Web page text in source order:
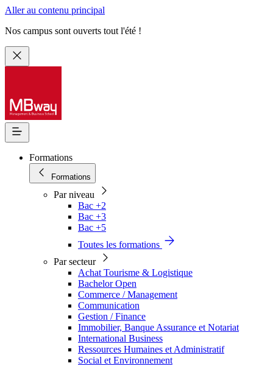
Aller au contenu principal
Nos campus sont ouverts tout l'été !
Formations
Formations
Par niveau
Bac +2
Bac +3
Bac +5
Toutes les formations
Par secteur
Achat Tourisme & Logistique
Bachelor Open
Commerce / Management
Communication
Gestion / Finance
Immobilier, Banque Assurance et Notariat
International Business
Ressources Humaines et Administratif
Social et Environnement